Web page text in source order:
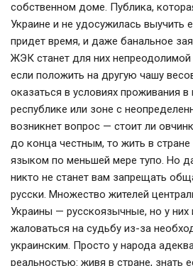
собственном доме. Публика,
Украине и не удосужилась выучить
придет время, и даже банальное
ЖЭК станет для них
если положить на другую чашу
оказаться в условиях проживания в
республике или зоне с
возникнет вопрос — стоит ли
до конца честным, то жить в стране
языком по меньшей мере тупо. Но
никто не станет вам запрещать
русски. Множество жителей
Украины — русскоязычные, но у них
жаловаться на судьбу из-за
украинским. Просто у народа
реальностью: живя в стране, знать